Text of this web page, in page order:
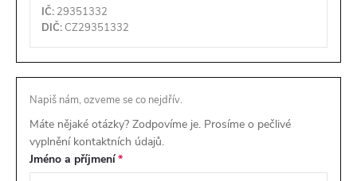
IČ: 29351332
DIČ: CZ29351332
Napiš nám, ozveme se co nejdřív.
Máte nějaké otázky? Zodpovíme je. Prosíme o pečlivé
vyplnění kontaktních údajů.
Jméno a příjmení